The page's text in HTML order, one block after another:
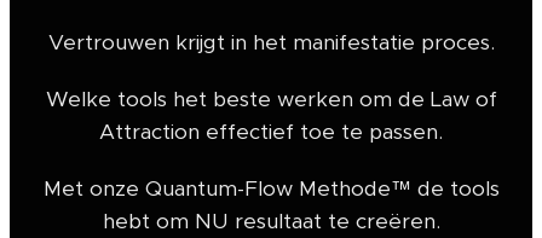
Vertrouwen krijgt in het manifestatie proces.
Welke tools het beste werken om de Law of
Attraction effectief toe te passen.
Met onze Quantum-Flow Methode™ de tools
hebt om NU resultaat te creëren.